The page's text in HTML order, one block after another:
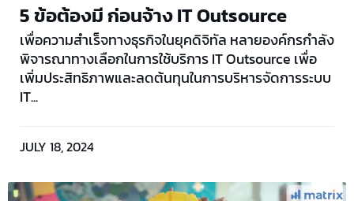
5 ข้อต้องมี ก่อนจ้าง IT Outsource
เพื่อความสำเร็จทางธุรกิจในยุคดิจิทัล หลายองค์กรกำลัง
พิจารณาทางเลือกในการใช้บริการ IT Outsource เพื่อ
เพิ่มประสิทธิภาพและลดต้นทุนในการบริหารจัดการระบบ
IT...
JULY 18, 2024